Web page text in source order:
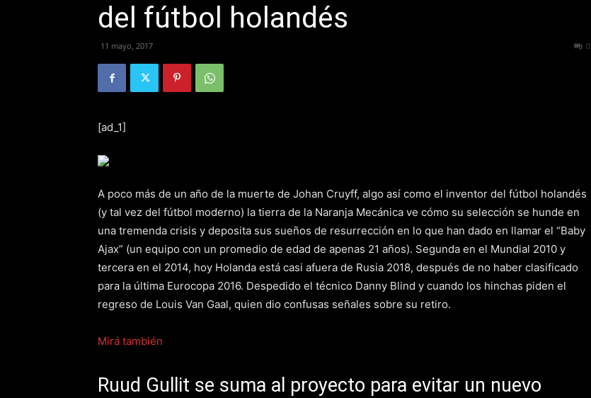
del fútbol holandés
11 mayo, 2017 0
[ad_1]
A poco más de un año de la muerte de Johan Cruyff, algo así como el inventor del fútbol holandés
(y tal vez del fútbol moderno) la tierra de la Naranja Mecánica ve cómo su selección se hunde en
una tremenda crisis y deposita sus sueños de resurrección en lo que han dado en llamar el “Baby
Ajax” (un equipo con un promedio de edad de apenas 21 años). Segunda en el Mundial 2010 y
tercera en el 2014, hoy Holanda está casi afuera de Rusia 2018, después de no haber clasificado
para la última Eurocopa 2016. Despedido el técnico Danny Blind y cuando los hinchas piden el
regreso de Louis Van Gaal, quien dio confusas señales sobre su retiro.
Mirá también
Ruud Gullit se suma al proyecto para evitar un nuevo